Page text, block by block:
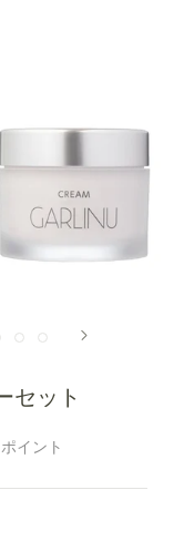
セット
ポイント